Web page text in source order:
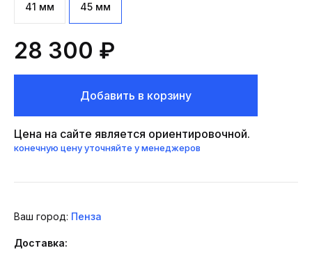
41 мм 45 мм
28 300 ₽
Добавить в корзину
Цена на сайте является ориентировочной.
конечную цену уточняйте у менеджеров
Ваш город: Пенза
Доставка: